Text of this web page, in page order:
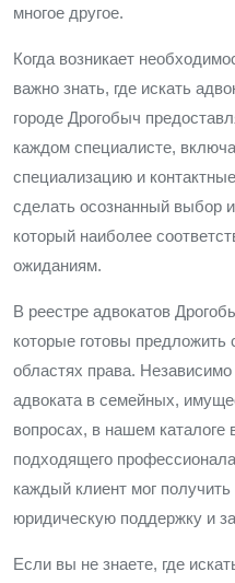
многое другое.
Когда возникает
важно знать, где искать
городе Дрогобыч
каждом специалисте,
специализацию и
сделать осознанный выбор
который наиболее
ожиданиям.
В реестре адвокатов
которые готовы
областях права.
адвоката в семейных,
вопросах, в нашем каталоге
подходящего
каждый клиент мог
юридическую поддержку и
Если вы не знаете, где